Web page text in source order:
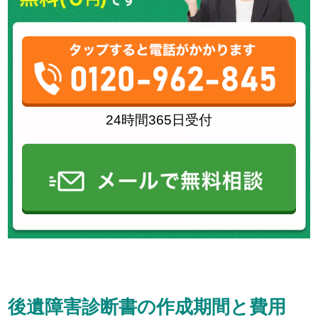
24時間365日受付
後遺障害診断書の作成期間と費用